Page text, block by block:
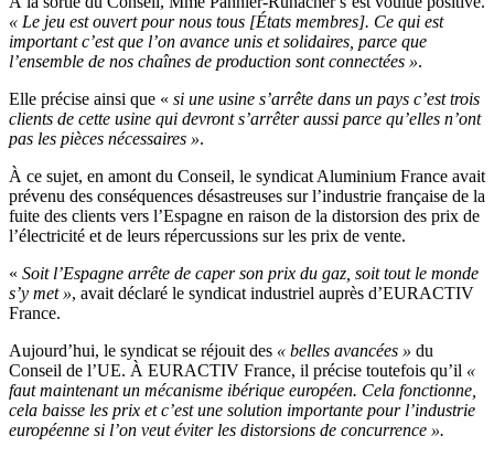
« Le jeu est ouvert pour nous tous [États membres]. Ce qui est
important c’est que l’on avance unis et solidaires, parce que
l’ensemble de nos chaînes de production sont connectées ».
Elle précise ainsi que « si une usine s’arrête dans un pays c’est trois
clients de cette usine qui devront s’arrêter aussi parce qu’elles n’ont
pas les pièces nécessaires ».
À ce sujet, en amont du Conseil, le syndicat Aluminium France avait
prévenu des conséquences désastreuses sur l’industrie française de la
fuite des clients vers l’Espagne en raison de la distorsion des prix de
l’électricité et de leurs répercussions sur les prix de vente.
« Soit l’Espagne arrête de caper son prix du gaz, soit tout le monde
s’y met », avait déclaré le syndicat industriel auprès d’EURACTIV
France.
Aujourd’hui, le syndicat se réjouit des « belles avancées » du
Conseil de l’UE. À EURACTIV France, il précise toutefois qu’il «
faut maintenant un mécanisme ibérique européen. Cela fonctionne,
cela baisse les prix et c’est une solution importante pour l’industrie
européenne si l’on veut éviter les distorsions de concurrence ».